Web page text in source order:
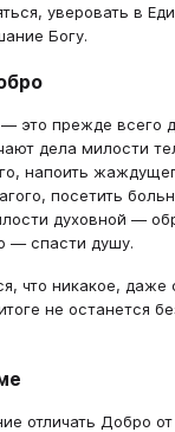
уверовать в
Богу.
это прежде всего
дела милости
напоить
посетить
духовной ―
― спасти душу.
что никакое,
не останется
отличать Добро